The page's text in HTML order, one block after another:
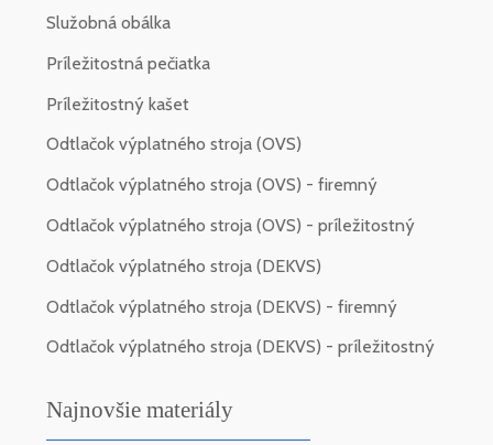
Služobná obálka
Príležitostná pečiatka
Príležitostný kašet
Odtlačok výplatného stroja (OVS)
Odtlačok výplatného stroja (OVS) - firemný
Odtlačok výplatného stroja (OVS) - príležitostný
Odtlačok výplatného stroja (DEKVS)
Odtlačok výplatného stroja (DEKVS) - firemný
Odtlačok výplatného stroja (DEKVS) - príležitostný
Najnovšie materiály